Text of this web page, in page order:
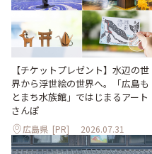
【チケットプレゼント】水辺の世
界から浮世絵の世界へ。「広島も
とまち水族館」ではじまるアート
さんぽ
広島県 [PR] 2026.07.31